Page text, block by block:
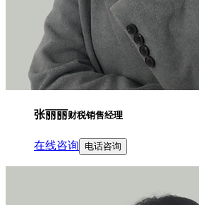
张丽丽财税销售经理
在线咨询 电话咨询